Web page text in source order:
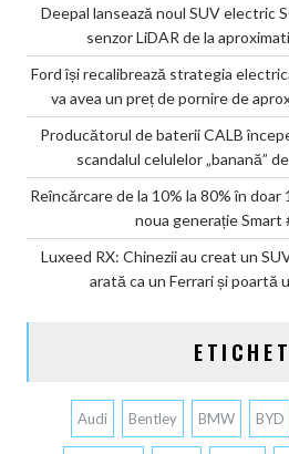
Deepal lansează noul SUV electric
senzor LiDAR de la
Ford își recalibrează strategia
va avea un preț de pornire de
Producătorul de baterii CALB
scandalul celulelor „banană”
Reîncărcare de la 10% la 80% în
noua generație Smart
Luxeed RX: Chinezii au creat un
arată ca un Ferrari și poartă
Audi Bentley BMW BYD